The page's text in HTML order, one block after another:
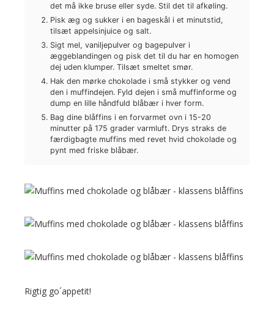
det må ikke bruse eller syde. Stil det til afkøling.
Pisk æg og sukker i en bageskål i et minutstid,
tilsæt appelsinjuice og salt.
Sigt mel, vaniljepulver og bagepulver i
æggeblandingen og pisk det til du har en homogen
dej uden klumper. Tilsæt smeltet smør.
Hak den mørke chokolade i små stykker og vend
den i muffindejen. Fyld dejen i små muffinforme og
dump en lille håndfuld blåbær i hver form.
Bag dine blåffins i en forvarmet ovn i 15-20
minutter på 175 grader varmluft. Drys straks de
færdigbagte muffins med revet hvid chokolade og
pynt med friske blåbær.
Rigtig go´appetit!